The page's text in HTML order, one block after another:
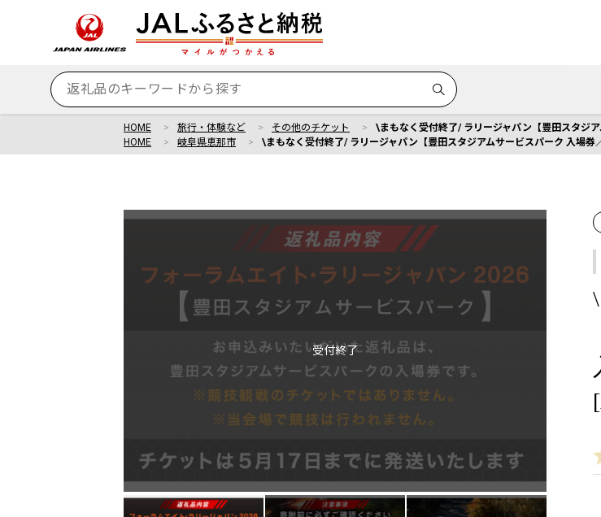
HOME 旅行・体験など その他のチケット
\まもなく受付終了/ ラリージャパン【豊田スタジ
HOME
岐阜県恵那市 \まもなく受付終了/ ラリージャパン【豊田スタジアムサービスパーク 入場
受付終了